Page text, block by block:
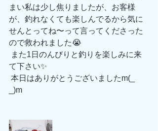
まい私は少し焦りましたが、お客様
が、釣れなくても楽しんでるから気に
せんとってね〜って言ってくださった
ので救われました😭
て下さい✨
_)m